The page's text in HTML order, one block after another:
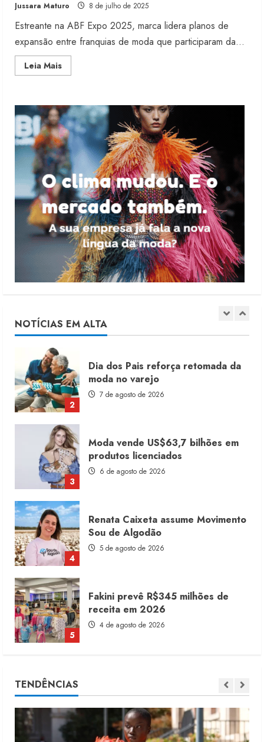
Jussara Maturo 8 de julho de 2025
Estreante na ABF Expo 2025, marca lidera planos de
expansão entre franquias de moda que participaram da...
Leia MaisRead
more
130
novas
lojas
até
o
fim
de
2026
NOTÍCIAS EM ALTA
2
7 de agosto de 2026
4
Renata Caixeta assume Movimento
Sou de Algodão
5 de agosto de 2026
5
Fakini prevê R$345 milhões de
receita em 2026
4 de agosto de 2026
1
10 de agosto de 2026
2
Dia dos Pais reforça retomada da
moda no varejo
7 de agosto de 2026
3
Moda vende US$63,7 bilhões em
produtos licenciados
6 de agosto de 2026
4
Renata Caixeta assume Movimento
Sou de Algodão
5 de agosto de 2026
5
Fakini prevê R$345 milhões de
receita em 2026
4 de agosto de 2026
1
TENDÊNCIAS